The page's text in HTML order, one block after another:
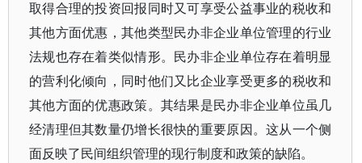
取得合理的投资回报同时又可享受公益事业的税收和
其他方面优惠，其他类型民办非企业单位管理的行业
法规也存在着类似情形。民办非企业单位存在着明显
的营利化倾向，同时他们又比企业享受更多的税收和
其他方面的优惠政策。其结果是民办非企业单位虽几
经清理但其数量仍增长很快的重要原因。这从一个侧
面反映了民间组织管理的现行制度和政策的缺陷。